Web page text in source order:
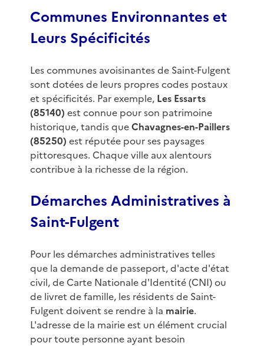
Communes Environnantes et
Leurs Spécificités
Les communes avoisinantes de Saint-Fulgent
sont dotées de leurs propres codes postaux
et spécificités. Par exemple, Les Essarts
(85140) est connue pour son patrimoine
historique, tandis queChavagnes-en-Paillers
(85250) est réputée pour ses paysages
pittoresques. Chaque ville aux alentours
contribue à la richesse de la région.
Démarches Administratives à
Saint-Fulgent
Pour les démarches administratives telles
que la demande de passeport, d'acte d'état
civil, de Carte Nationale d'Identité (CNI) ou
de livret de famille, les résidents de Saint-
Fulgent doivent se rendre à la mairie.
L'adresse de la mairie est un élément crucial
pour toute personne ayant besoin